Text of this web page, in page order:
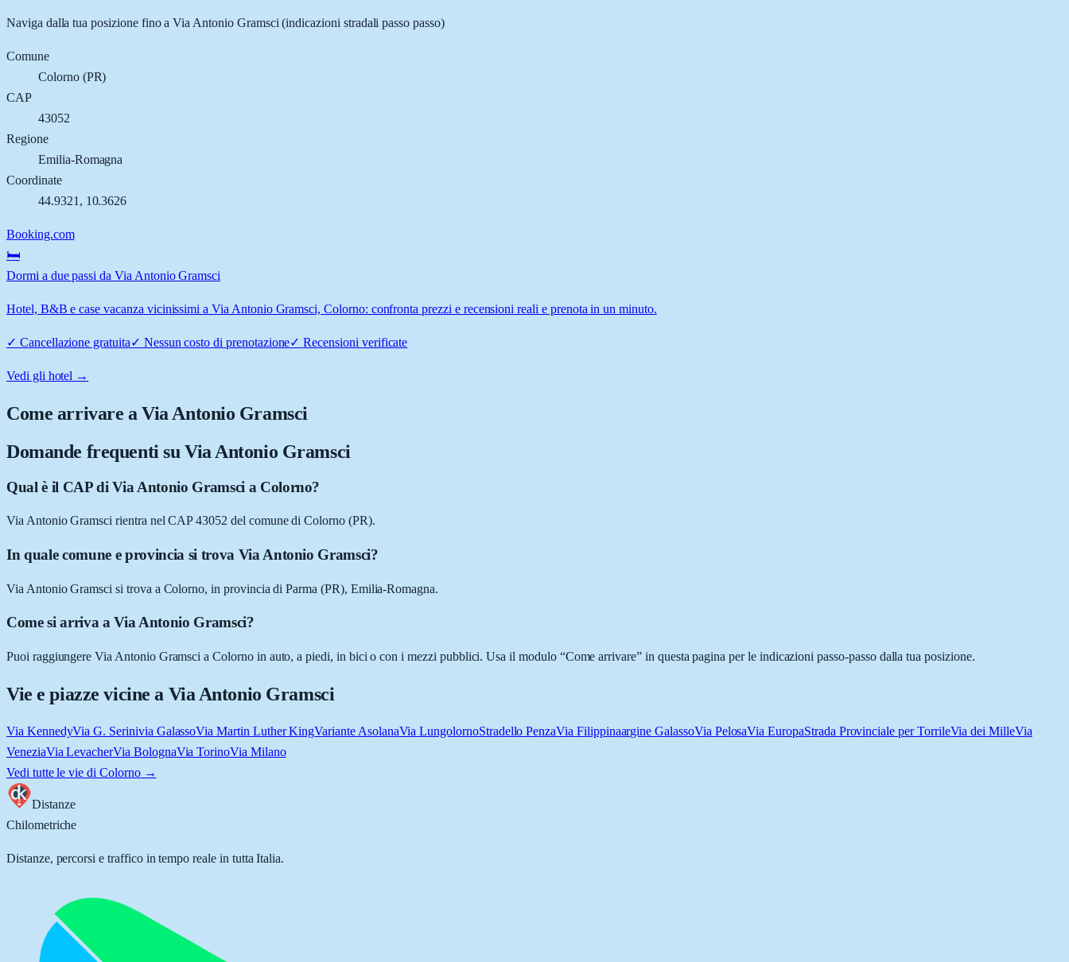
Naviga dalla tua posizione fino aVia Antonio Gramsci (indicazioni stradali passo passo)
Comune
Colorno(PR)
CAP
43052
Regione
Emilia-Romagna
Coordinate
44.9321 , 10.3626
Booking.com
🛏️
Dormi a due passi da Via Antonio Gramsci
Hotel, B&B e case vacanza vicinissimi a Via Antonio Gramsci, Colorno: confronta prezzi e recensioni reali e prenota in un minuto.
✓ Cancellazione gratuita✓ Nessun costo di prenotazione✓Recensioni verificate
Vedi gli hotel →
Come arrivare aVia Antonio Gramsci
Domande frequenti su Via Antonio Gramsci
Qual è il CAP di Via Antonio Gramsci a Colorno?
Via Antonio Gramsci rientra nel CAP 43052 del comune di Colorno (PR).
In quale comune e provincia si trova Via Antonio Gramsci?
Via Antonio Gramsci si trova a Colorno, in provincia di Parma (PR), Emilia-Romagna.
Come si arriva a Via Antonio Gramsci?
Puoi raggiungere Via Antonio Gramsci a Colorno in auto, a piedi, in bici o con i mezzi pubblici. Usa il modulo “Come arrivare” in questa pagina per le indicazioni passo-passo dalla tua posizione.
Vie e piazze vicine a Via Antonio Gramsci
Via KennedyVia G. Serinivia GalassoVia Martin Luther KingVariante AsolanaVia LungolornoStradello PenzaVia Filippinaargine GalassoVia PelosaVia EuropaStrada Provinciale per TorrileVia dei MilleVia
VeneziaVia LevacherVia BolognaVia TorinoVia Milano
Vedi tutte le vie di Colorno→
Distanze
Chilometriche
Distanze, percorsi e traffico in tempo reale in tutta Italia.